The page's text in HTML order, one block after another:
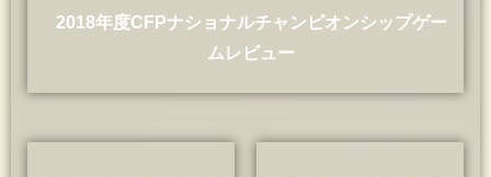
2018年度CFPナショナルチャンピオンシップゲー
ムレビュー